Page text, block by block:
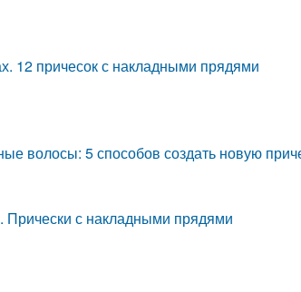
12 причесок с накладными прядями
волосы: 5 способов создать новую
Прически с накладными прядями